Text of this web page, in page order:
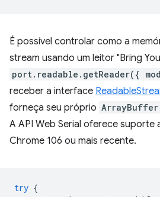
É possível controlar como a
stream usando um leitor "Bring
port.readable.getReader({
receber a interface
forneça seu próprio ArrayBuffer
A API Web Serial oferece suporte
Chrome 106 ou mais recente.
try {